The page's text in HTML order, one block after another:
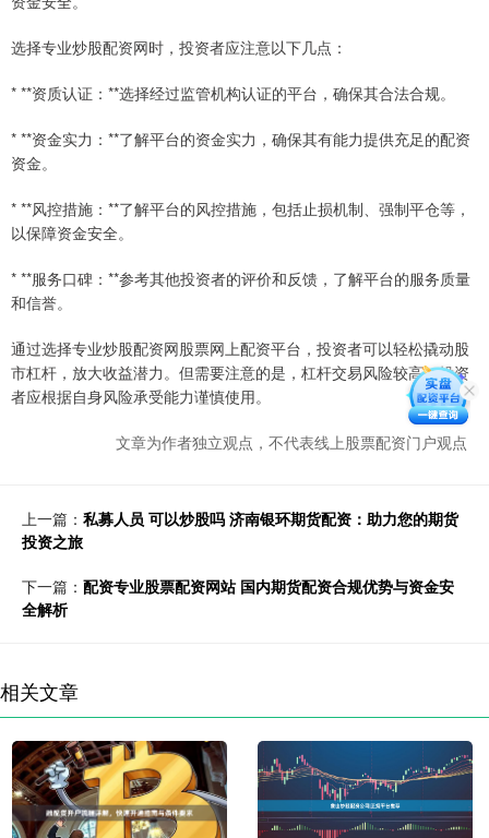
选择专业炒股配资网时，投资者应注意以下几点：
* **资质认证：**选择经过监管机构认证的平台，确保其合法合规。
* **资金实力：**了解平台的资金实力，确保其有能力提供充足的配资
资金。
* **风控措施：**了解平台的风控措施，包括止损机制、强制平仓等，
以保障资金安全。
* **服务口碑：**参考其他投资者的评价和反馈，了解平台的服务质量
和信誉。
通过选择专业炒股配资网股票网上配资平台，投资者可以轻松撬动股
市杠杆，放大收益潜力。但需要注意的是，杠杆交易风险较高，投资
者应根据自身风险承受能力谨慎使用。
文章为作者独立观点，不代表线上股票配资门户观点
上一篇： 私募人员 可以炒股吗 济南银环期货配资：助力您的期货
投资之旅
下一篇： 配资专业股票配资网站 国内期货配资合规优势与资金安
全解析
相关文章